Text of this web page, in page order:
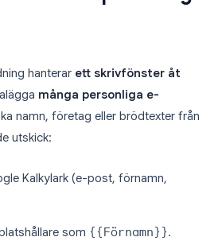
hanterar ett skrivfönster åt
många personliga e-
namn, företag eller brödtexter från
utskick:
Kalkylark (e-post, förnamn,
som {{Förnamn}}.